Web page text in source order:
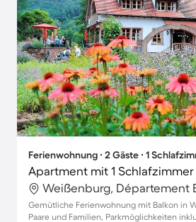
Ferienwohnung ∙ 2 Gäste ∙ 1
Apartment mit 1 Schlafzimmer
Gemütliche Ferienwohnung mit Balkon in
Paare und Familien, Parkmöglichkeiten